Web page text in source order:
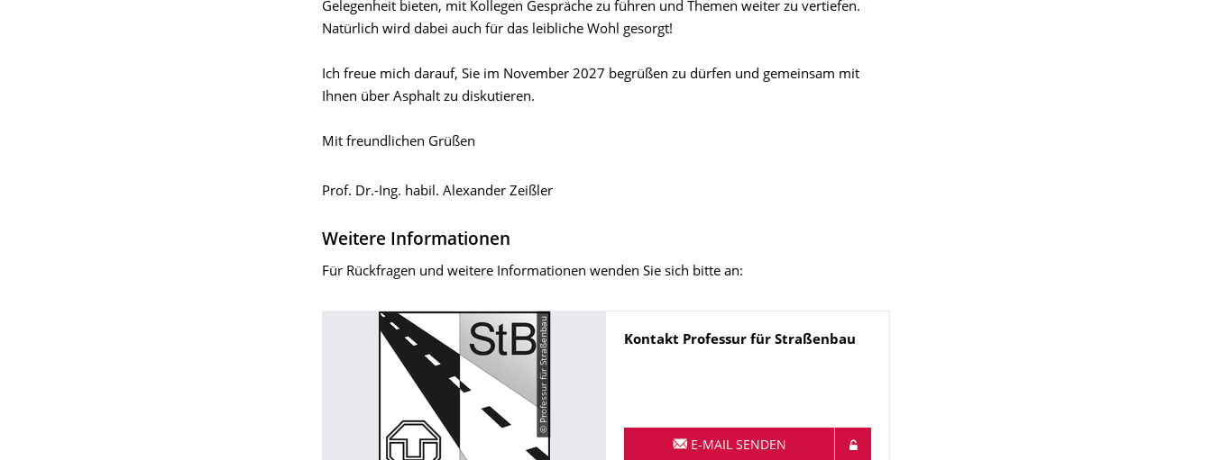
Gelegenheit bieten, mit Kollegen Gespräche zu führen und Themen weiter zu vertiefen.
Natürlich wird dabei auch für das leibliche Wohl gesorgt!
Ich freue mich darauf, Sie im November 2027 begrüßen zu dürfen und gemeinsam mit
Ihnen über Asphalt zu diskutieren.
Mit freundlichen Grüßen
Prof. Dr.-Ing. habil. Alexander Zeißler
Weitere Informationen
Für Rückfragen und weitere Informationen wenden Sie sich bitte an:
© Professur für Straßenbau Name
Kontakt Professur für Straßenbau
E-MAIL SENDEN